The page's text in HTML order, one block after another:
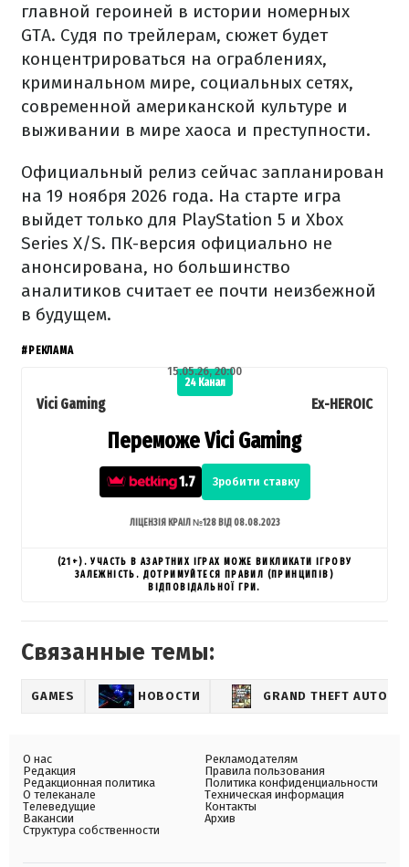
главной героиней в истории номерных
GTA. Судя по трейлерам, сюжет будет
концентрироваться на ограблениях,
криминальном мире, социальных сетях,
современной американской культуре и
выживании в мире хаоса и преступности.
Официальный релиз сейчас запланирован
на 19 ноября 2026 года. На старте игра
выйдет только для PlayStation 5 и Xbox
Series X/S. ПК-версия официально не
анонсирована, но большинство
аналитиков считает ее почти неизбежной
в будущем.
#РЕКЛАМА
24 Канал
Vici Gaming
15.05.26, 20:00
Переможе Vici Gaming
1.7 Зробити ставку
Ex-HEROIC
ЛІЦЕНЗІЯ КРАІЛ №128 ВІД 08.08.2023
(21+). УЧАСТЬ В АЗАРТНИХ ІГРАХ МОЖЕ ВИКЛИКАТИ ІГРОВУ
ЗАЛЕЖНІСТЬ. ДОТРИМУЙТЕСЯ ПРАВИЛ (ПРИНЦИПІВ)
ВІДПОВІДАЛЬНОЇ ГРИ.
Связанные темы:
GAMES НОВОСТИ GRAND THEFT AUTO
О нас
Редакция
Редакционная политика
О телеканале
Телеведущие
Вакансии
Структура собственности
Рекламодателям
Правила пользования
Политика конфиденциальности
Техническая информация
Контакты
Архив